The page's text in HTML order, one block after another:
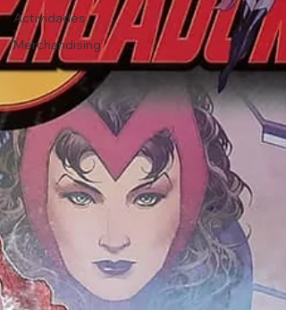
Actividades
Merchandising